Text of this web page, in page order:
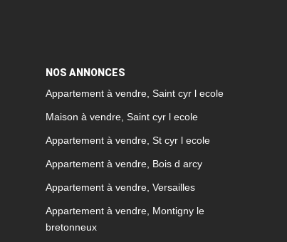
NOS ANNONCES
Appartement à vendre, Saint cyr l ecole
Maison à vendre, Saint cyr l ecole
Appartement à vendre, St cyr l ecole
Appartement à vendre, Bois d arcy
Appartement à vendre, Versailles
Appartement à vendre, Montigny le
bretonneux